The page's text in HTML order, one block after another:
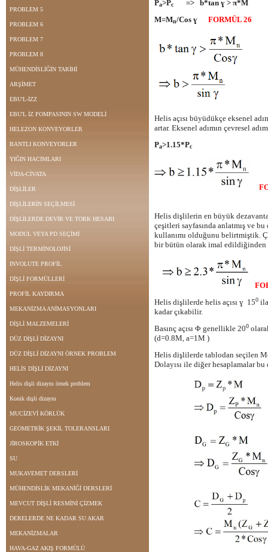
PROBLEM 5
PROBLEM 6
PROBLEM 7
PROBLEM 8
MÜHENDİSLİĞİN TARİHİ
ARŞİMET
EBU'L-İZZ
EBU'L İZ POMPASININ SW MODELİ
HELEZON KONVEYORLER
BANTLI KONVEYORLER
YIĞIN HACIMLARI
VİDA-CİVATA
DİŞLİLER
DİŞLİLERİN SEÇİLMESİ
DİŞLİLERDE DEVİR VE TORK HESABI
MODUL VEYA PD SEÇİMİ
DİŞLİ TERMİNOLOJİSİ
INVOLUTE PROFİL
DİŞLİ FORMÜLLERİ
PROFİL KAYDIRMA
MEKANİZMA ANİMASYONLARI
DİŞLİ MALZEMELERİ
DÜZ DİŞLİ DİZAYNI
DÜZ DİŞLİ DİZAYNI ÖRNEK PROBLEM
HELİS DİŞLİ DİZAYNI
Helis dişli dizaynı örnek problem
Konik dişli dizaynı
MUCİZEVİ KÖRLÜK
GEOMETRİK ŞEKİL TOLERANSLARI
JİROSKOPİK ETKİ
SU
MUKAVEMET DERSLERİ
MÜHENDİSLİK MEKANİĞİ DERSLERİ
MEVCUT DİŞLİ RESMİNİ ÇİZMEK
DERELERDE NE KADAR SU AKAR
MEKANİZMALAR
HAVA-GAZ AKIŞ FORMÜLÜ
Pa>Pc => b*tan ɣ > π*M
M=Mn/Cos ɣ FORMÜL 26
Helis açısı büyüdükçe eksenel
artar. Eksenel adımın çevresel
Pa>1.15*Pc
Helis dişlilerin en büyük
çeşitleri sayfasında anlatmış ve
kullanımı olduğunu belirtmiştik.
bir bütün olarak imal
Helis dişlilerde helis açısı ɣ 150
kadar çıkabilir.
Basınç açısı Φ genellikle 200
(d=0.8M, a=1M )
Helis dişlilerde tablodan seçilen
Dolayısı ile diğer hesaplamalar